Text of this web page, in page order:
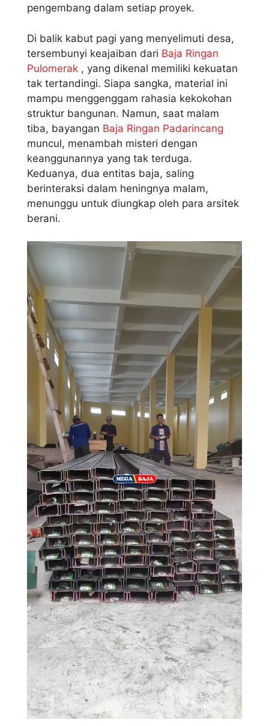
pengembang dalam setiap proyek.
Di balik kabut pagi yang menyelimuti desa,
tersembunyi keajaiban dari Baja Ringan
Pulomerak , yang dikenal memiliki kekuatan
tak tertandingi. Siapa sangka, material ini
mampu menggenggam rahasia kekokohan
struktur bangunan. Namun, saat malam
tiba, bayangan Baja Ringan Padarincang
muncul, menambah misteri dengan
keanggunannya yang tak terduga.
Keduanya, dua entitas baja, saling
berinteraksi dalam heningnya malam,
menunggu untuk diungkap oleh para arsitek
berani.